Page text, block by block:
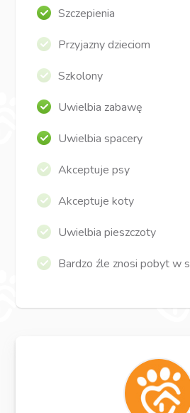
Szczepienia
Przyjazny dzieciom
Szkolony
Uwielbia zabawę
Uwielbia spacery
Akceptuje psy
Akceptuje koty
Uwielbia pieszczoty
Bardzo źle znosi pobyt w